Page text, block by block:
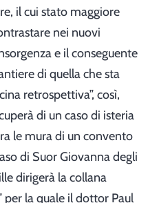
il cui stato maggiore
nei nuovi
e il conseguente
di quella che sta
retrospettiva”, così,
di un caso di isteria
le mura di un convento
di Suor Giovanna degli
dirigerà la collana
per la quale il dottor Paul